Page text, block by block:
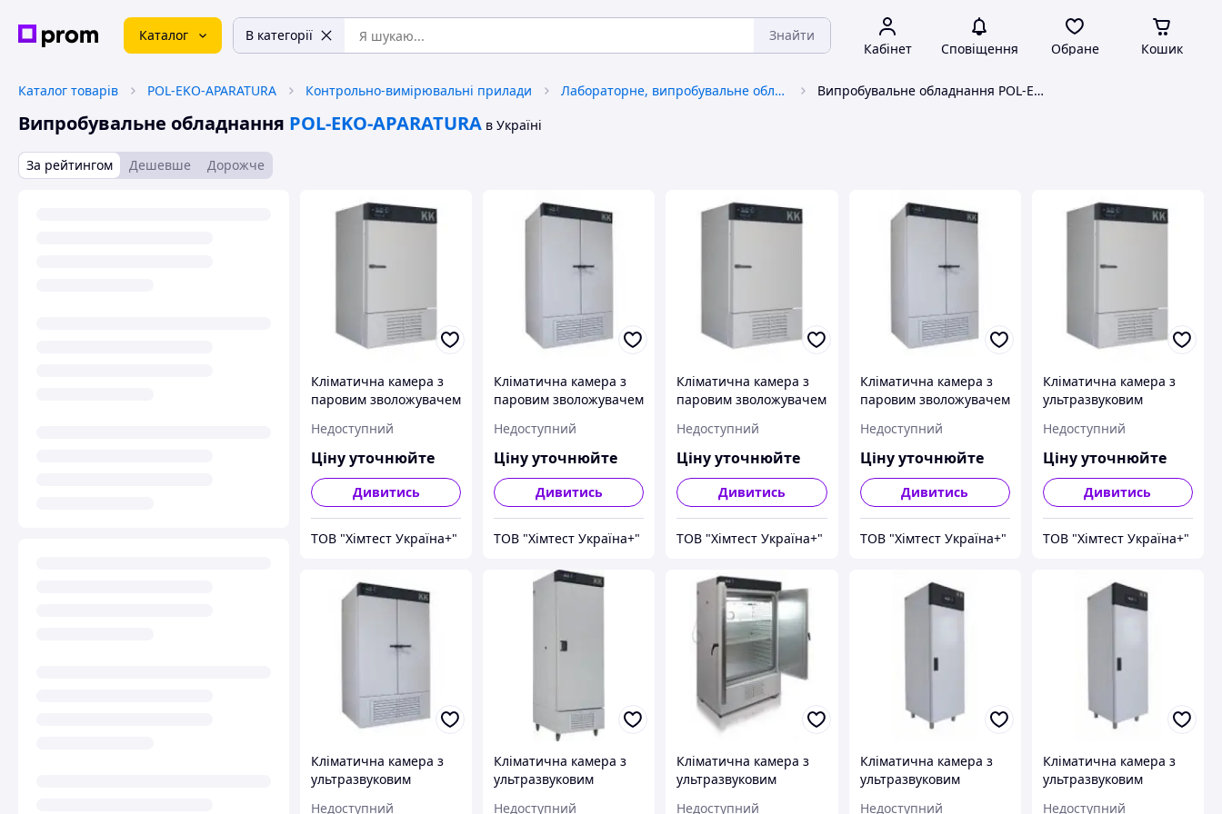
Каталог В категорії Знайти
Кабінет Сповіщення Обране Кошик
Каталог товарів POL-EKO-APARATURA Контрольно-вимірювальні прилади Лабораторне, випробувальне обладнання Випробувальне обладнання POL-EKO-APARATURA
Випробувальне обладнання POL-EKO-APARATURA в Україні
За рейтингом Дешевше Дорожче
Кліматична камера з
паровим зволожувачем
115 TOP+
Недоступний
Ціну уточнюйте
Дивитись
ТОВ "Хімтест Україна+"
Кліматична камера з
паровим зволожувачем
240 TOP+
Недоступний
Ціну уточнюйте
Дивитись
ТОВ "Хімтест Україна+"
Кліматична камера з
паровим зволожувачем
115 TOP+ INOX/G
Недоступний
Ціну уточнюйте
Дивитись
ТОВ "Хімтест Україна+"
Кліматична камера з
паровим зволожувачем
240 TOP+ INOX/G
Недоступний
Ціну уточнюйте
Дивитись
ТОВ "Хімтест Україна+"
Кліматична камера з
ультразвуковим
Aparatura KK 115 TOP+
Недоступний
Ціну уточнюйте
Дивитись
ТОВ "Хімтест Україна+"
Кліматична камера з
ультразвуковим
Недоступний
Кліматична камера з
ультразвуковим
Недоступний
Кліматична камера з
ультразвуковим
Недоступний
Кліматична камера з
ультразвуковим
Недоступний
Кліматична камера з
ультразвуковим
Недоступний